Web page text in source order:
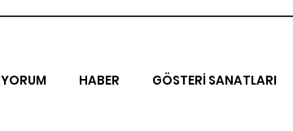
YORUM HABER GÖSTERİ SANATLARI